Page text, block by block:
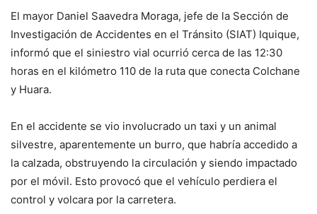
El mayor Daniel Saavedra Moraga, jefe de la Sección de
Investigación de Accidentes en el Tránsito (SIAT) Iquique,
informó que el siniestro vial ocurrió cerca de las 12:30
horas en el kilómetro 110 de la ruta que conecta Colchane
y Huara.
En el accidente se vio involucrado un taxi y un animal
silvestre, aparentemente un burro, que habría accedido a
la calzada, obstruyendo la circulación y siendo impactado
por el móvil. Esto provocó que el vehículo perdiera el
control y volcara por la carretera.